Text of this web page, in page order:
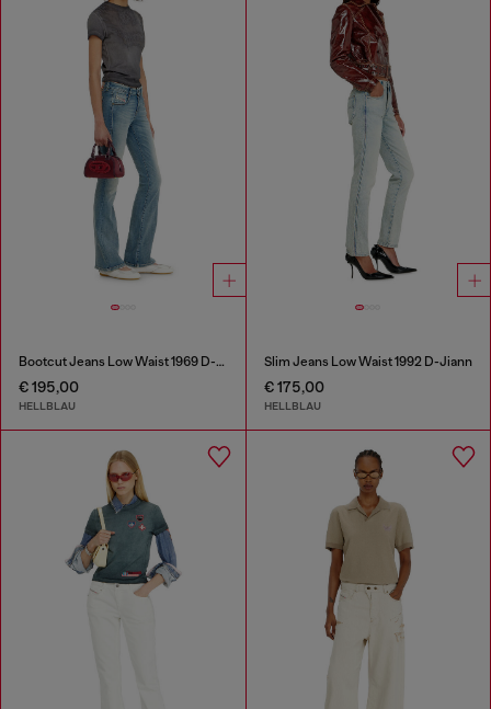
Bootcut Jeans Low Waist 1969 D-Ebbey
€ 195,00
HELLBLAU
Slim Jeans Low Waist 1992 D-Jiann
€ 175,00
HELLBLAU